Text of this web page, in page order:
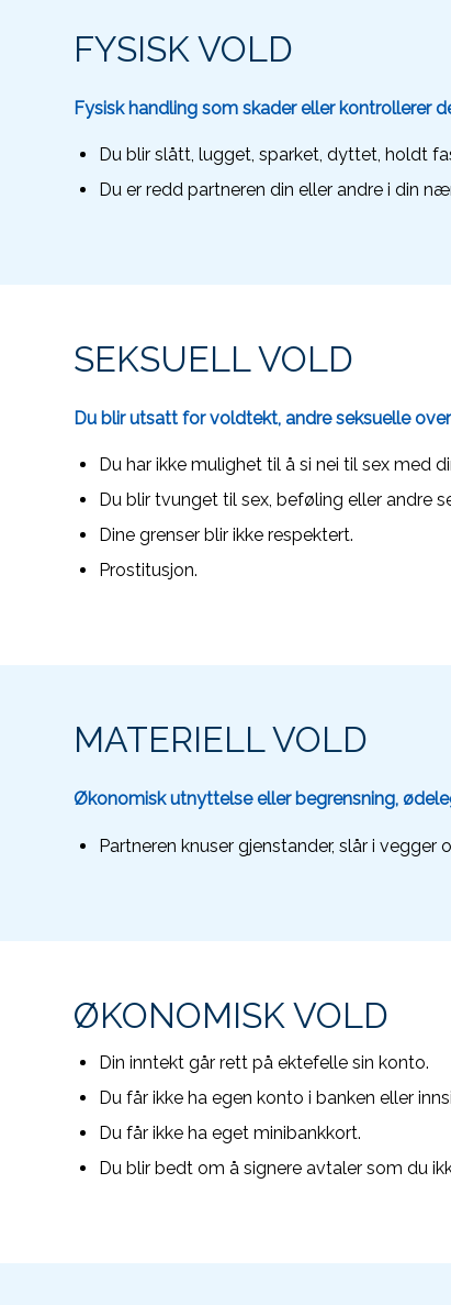
FYSISK VOLD
Fysisk handling som skader eller kontrollerer
Du blir slått, lugget, sparket, dyttet, holdt
Du er redd partneren din eller andre i din
SEKSUELL VOLD
Du blir utsatt for voldtekt, andre seksuelle
Du har ikke mulighet til å si nei til sex med
Du blir tvunget til sex, beføling eller andre
Dine grenser blir ikke respektert.
Prostitusjon.
MATERIELL VOLD
Økonomisk utnyttelse eller begrensning,
Partneren knuser gjenstander, slår i vegger
ØKONOMISK VOLD
Din inntekt går rett på ektefelle sin konto.
Du får ikke ha egen konto i banken eller
Du får ikke ha eget minibankkort.
Du blir bedt om å signere avtaler som du